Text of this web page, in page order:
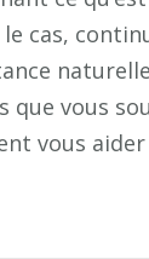
cas,
vous
vous